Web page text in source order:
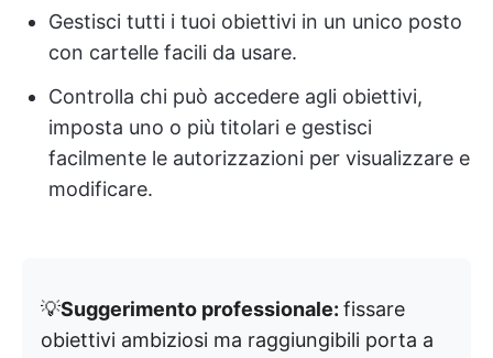
Gestisci tutti i tuoi obiettivi in un unico posto
con cartelle facili da usare.
Controlla chi può accedere agli obiettivi,
imposta uno o più titolari e gestisci
facilmente le autorizzazioni per visualizzare e
modificare.
💡Suggerimento professionale: fissare
obiettivi ambiziosi ma raggiungibili porta a